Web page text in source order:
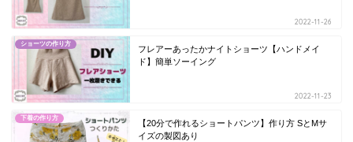
2022-11-26
ショーツの作り方
フレアーあったかナイトショーツ【ハンドメイ
ド】簡単ソーイング
2022-11-23
下着の作り方
【20分で作れるショートパンツ】作り方 SとMサ
イズの製図あり